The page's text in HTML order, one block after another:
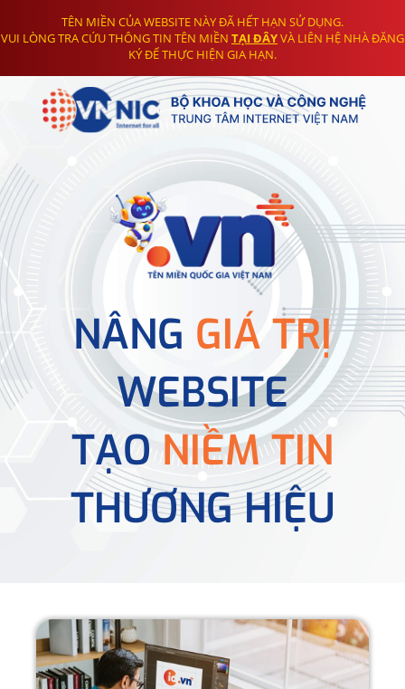
TÊN MIỀN CỦA WEBSITE NÀY ĐÃ HẾT HẠN SỬ DỤNG.
VUI LÒNG TRA CỨU THÔNG TIN TÊN MIỀN TẠI ĐÂYVÀ LIÊN HỆ NHÀ ĐĂNG
KÝ ĐỂ THỰC HIỆN GIA HẠN.
NÂNG GIÁ TRỊ
WEBSITE
TẠONIỀM TIN
THƯƠNG HIỆU